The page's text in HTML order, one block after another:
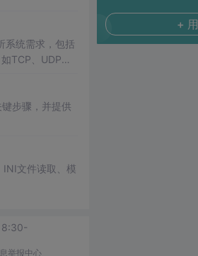
系统需求，包括
TCP、UDP套
键步骤，并提供
文件读取、模
8:30-
举报中心
+